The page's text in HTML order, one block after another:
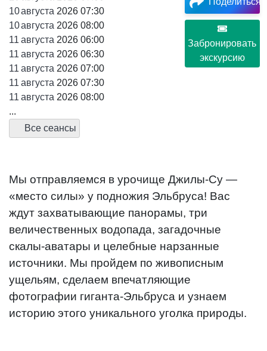
10августа 2026 07:30
10августа 2026 08:00
11 августа 2026 06:00
11 августа 2026 06:30
11 августа 2026 07:00
11 августа 2026 07:30
11 августа 2026 08:00
...
Все сеансы
Забронировать
экскурсию
Мы отправляемся в урочище Джилы-Су —
«место силы» у подножия Эльбруса! Вас
ждут захватывающие панорамы, три
величественных водопада, загадочные
скалы-аватары и целебные нарзанные
источники. Мы пройдем по живописным
ущельям, сделаем впечатляющие
фотографии гиганта-Эльбруса и узнаем
историю этого уникального уголка природы.